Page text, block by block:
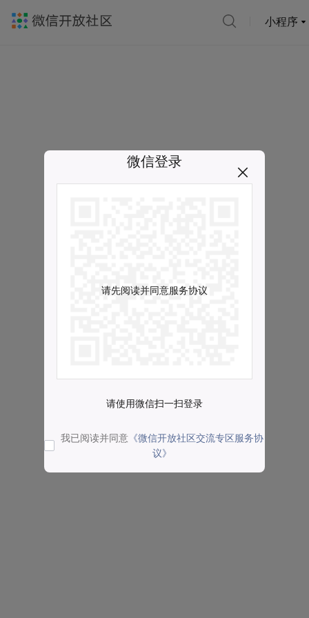
小程序
微信登录
请先阅读并同意服务协议
请使用微信扫一扫登录
我已阅读并同意 《微信开放社区交流专区服务协
议》